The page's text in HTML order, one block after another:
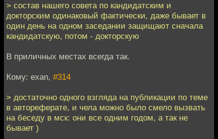
> состав нашего совета по кандидатским и
докторским одинаковый фактически, даже бывает в
один день на одном заседании защищают сначала
кандидатскую, потом - докторскую
В приличных местах всегда так.
Кому: exan, #314
> достаточно одного взгляда на публикации по теме
в автореферате, и чела можно было смело вызвать
на беседу в мск: они все одним годом, а так не
бывает )